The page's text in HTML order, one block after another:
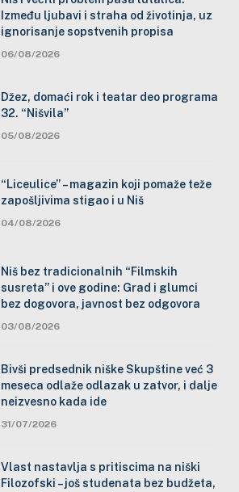
Između ljubavi i straha od životinja, uz
ignorisanje sopstvenih propisa
06/08/2026
Džez, domaći rok i teatar deo programa
32. “Nišvila”
05/08/2026
“Liceulice” – magazin koji pomaže teže
zapošljivima stigao i u Niš
04/08/2026
Niš bez tradicionalnih “Filmskih
susreta” i ove godine: Grad i glumci
bez dogovora, javnost bez odgovora
03/08/2026
Bivši predsednik niške Skupštine već 3
meseca odlaže odlazak u zatvor, i dalje
neizvesno kada ide
31/07/2026
Vlast nastavlja s pritiscima na niški
Filozofski – još studenata bez budžeta,